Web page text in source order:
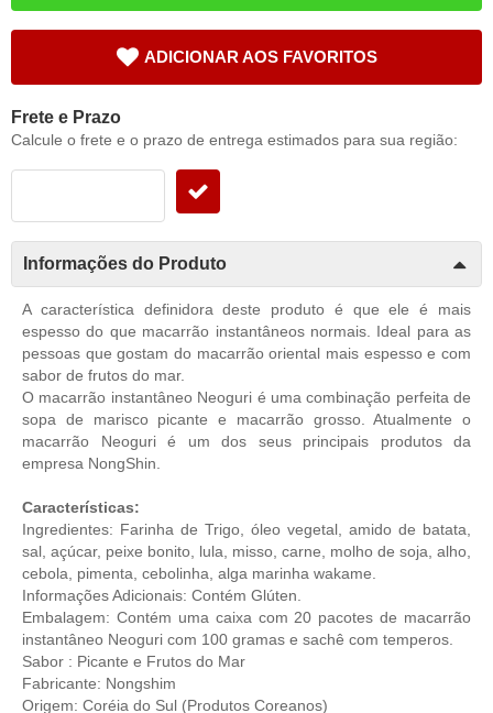
ADICIONAR AOS FAVORITOS
Frete e Prazo
Calcule o frete e o prazo de entrega estimados para sua região:
Informações do Produto
A característica definidora deste produto é que ele é mais
espesso do que macarrão instantâneos normais. Ideal para as
pessoas que gostam do macarrão oriental mais espesso e com
sabor de frutos do mar.
O macarrão instantâneo Neoguri é uma combinação perfeita de
sopa de marisco picante e macarrão grosso. Atualmente o
macarrão Neoguri é um dos seus principais produtos da
empresa NongShin.
Características:
Ingredientes: Farinha de Trigo, óleo vegetal, amido de batata,
sal, açúcar, peixe bonito, lula, misso, carne, molho de soja, alho,
cebola, pimenta, cebolinha, alga marinha wakame.
Informações Adicionais: Contém Glúten.
Embalagem: Contém uma caixa com 20 pacotes de macarrão
instantâneo Neoguri com 100 gramas e sachê com temperos.
Sabor : Picante e Frutos do Mar
Fabricante: Nongshim
Origem: Coréia do Sul (Produtos Coreanos)